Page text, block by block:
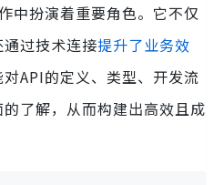
中扮演着重要角色。它不仅
过技术连接提升了业务效
API的定义、类型、开发流
了解，从而构建出高效且成